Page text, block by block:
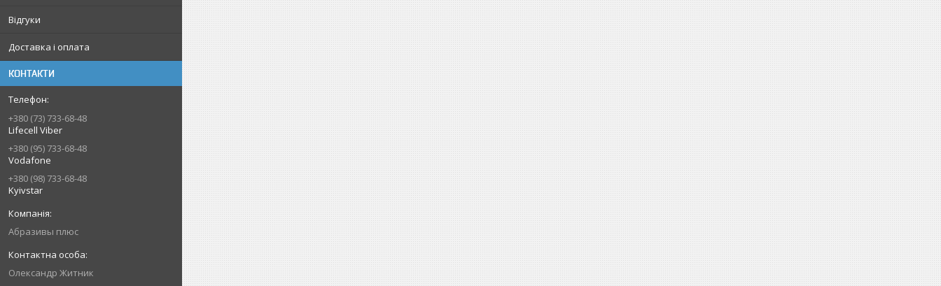
Відгуки
Доставка і оплата
КОНТАКТИ
+380 (73) 733-68-48
Lifecell Viber
+380 (95) 733-68-48
Vodafone
+380 (98) 733-68-48
Kyivstar
Абразивы плюс
Олександр Житник